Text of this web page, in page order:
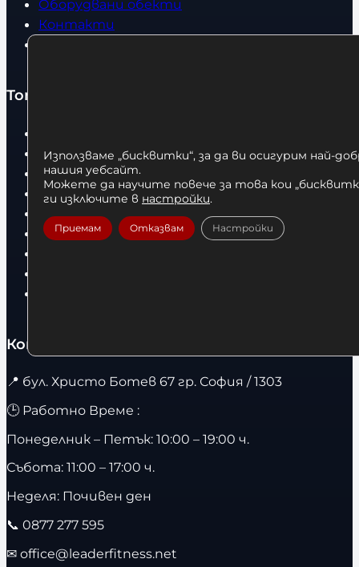
Оборудвани обекти
Контакти
Топ категории
Боксови чували
Боксови ръкавици
Дрехи
Детски дрехи
Суичъри
Контакти
📍 бул. Христо Ботев 67 гр. София / 1303
🕒 Работно Време :
Понеделник – Петък: 10:00 – 19:00 ч.
Събота: 11:00 – 17:00 ч.
Неделя: Почивен ден
📞 0877 277 595
✉ office@leaderfitness.net
Използваме „бисквитки“, за да ви осигурим най-
нашия уебсайт.
Можете да научите повече за това кои
ги изключите в настройки.
Приемам Отказвам Настройки